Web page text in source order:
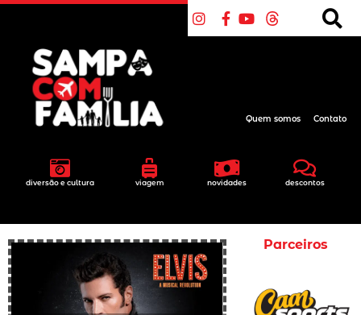
diversão e cultura viagem novidades descontos
Quem somos Contato
Parceiros